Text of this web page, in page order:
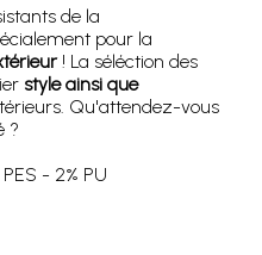
de la
pour la
! La séléction des
style ainsi que
Qu'attendez-vous
?
PES - 2% PU